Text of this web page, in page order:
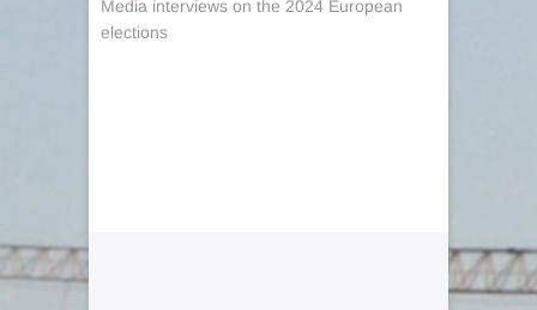
post:
Media interviews on the 2024 European
elections